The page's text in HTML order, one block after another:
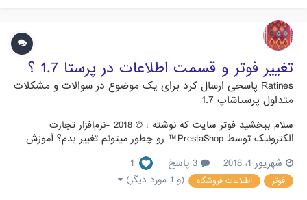
تغییر فوتر و قسمت اطلاعات در پرستا 1.7 ؟
Ratines پاسخی ارسال کرد برای یک موضوع در سوالات و مشکلات
متداول پرستاشاپ 1.7
سلام ببخشید فوتر سایت که نوشته : © 2018 -نرم‌افزار تجارت
الکترونیک توسط PrestaShop™ رو چطور میتونم تغییر بدم؟ آموزش
پرستا 1.7 نیست. و همینطور چطور در قسمت فوتر متن موجود در
"اطلاعات فروشگاه" رو تغییر بدم ؟
شهریور 1، 2018 1
فوتر اطلاعات فروشگاه (و 1 مورد دیگر)